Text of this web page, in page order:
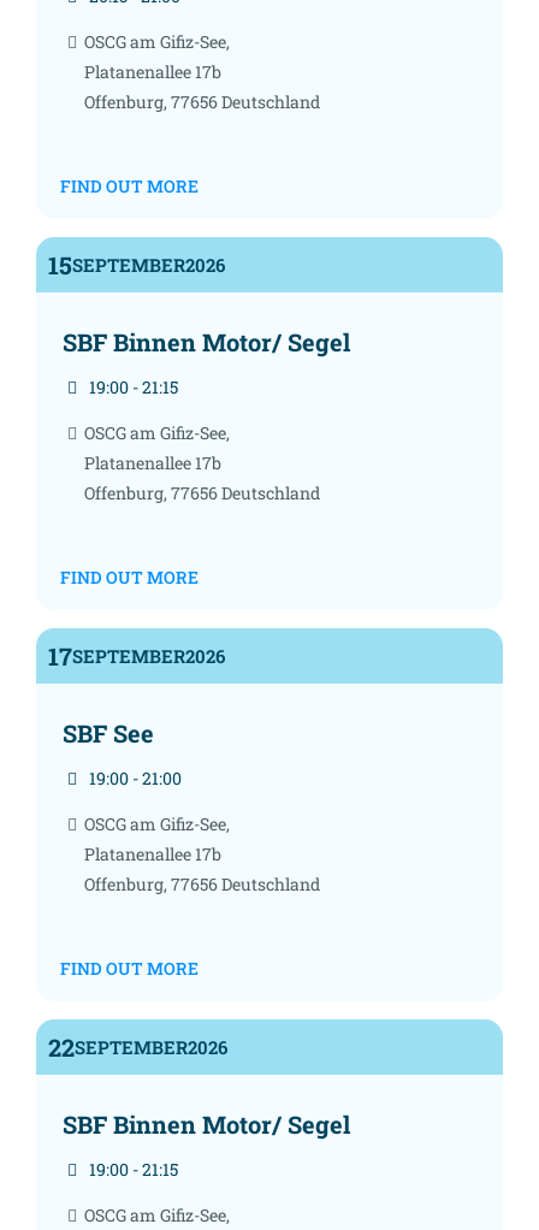
OSCG am Gifiz-See,
Platanenallee 17b
Offenburg, 77656Deutschland
FIND OUT MORE
15SEPTEMBER2026
SBF Binnen Motor/ Segel
19:00 - 21:15
OSCG am Gifiz-See,
Platanenallee 17b
Offenburg, 77656Deutschland
FIND OUT MORE
17SEPTEMBER2026
SBF See
19:00 - 21:00
OSCG am Gifiz-See,
Platanenallee 17b
Offenburg, 77656Deutschland
FIND OUT MORE
22SEPTEMBER2026
SBF Binnen Motor/ Segel
19:00 - 21:15
OSCG am Gifiz-See,